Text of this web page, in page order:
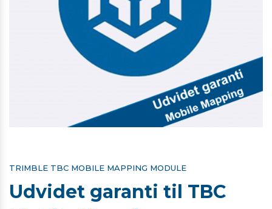
TRIMBLE TBC MOBILE MAPPING MODULE
Udvidet garanti til TBC